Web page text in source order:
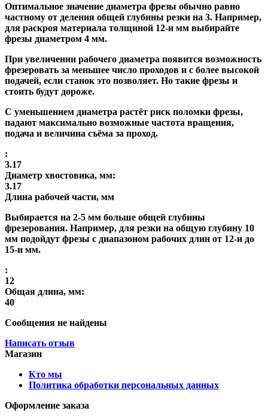
Оптимальное значение диаметра фрезы обычно равно
частному от деления общей глубины резки на 3. Например,
для раскроя материала толщиной 12-и мм выбирайте
фрезы диаметром 4 мм.
При увеличении рабочего диаметра появится возможность
фрезеровать за меньшее число проходов и с более высокой
подачей, если станок это позволяет. Но такие фрезы и
стоить будут дороже.
С уменьшением диаметра растёт риск поломки фрезы,
падают максимально возможные частота вращения,
подача и величина съёма за проход.
:
3.17
Диаметр хвостовика, мм:
3.17
Длина рабочей части, мм
Выбирается на 2-5 мм больше общей глубины
фрезерования. Например, для резки на общую глубину 10
мм подойдут фрезы с диапазоном рабочих длин от 12-и до
15-и мм.
:
12
Общая длина, мм:
40
Сообщения не найдены
Написать отзыв
Магазин
Кто мы
Политика обработки персональных данных
Оформление заказа